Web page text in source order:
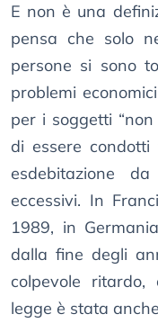
E non è una
pensa che solo
persone si sono
problemi
per i soggetti
di essere
esdebitazione
eccessivi. In
1989, in
dalla fine degli
colpevole ritardo,
legge è stata